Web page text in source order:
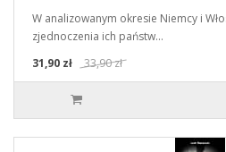
W analizowanym okresie Niemcy i
zjednoczenia ich państw…
31,90 zł
33,90 zł